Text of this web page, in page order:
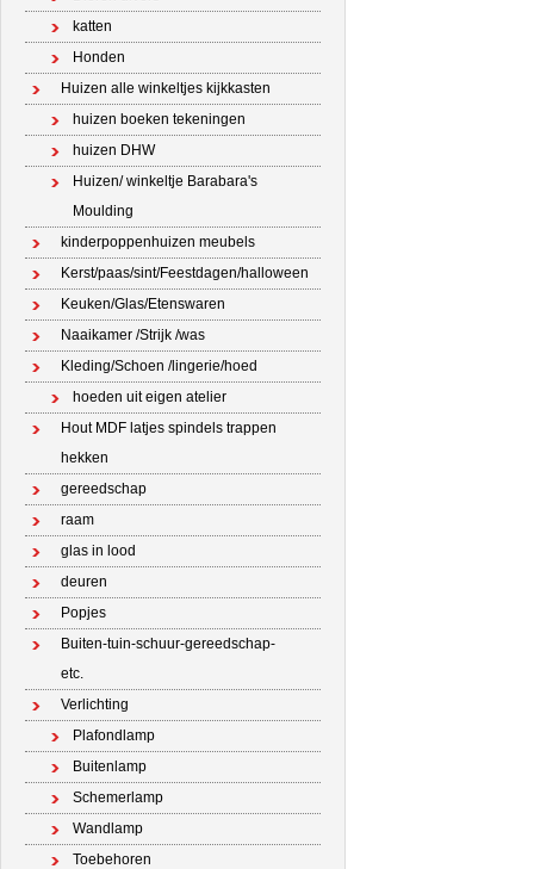
katten
Honden
Huizen alle winkeltjes kijkkasten
huizen boeken tekeningen
huizen DHW
Huizen/ winkeltje Barabara's
Moulding
kinderpoppenhuizen meubels
Kerst/paas/sint/Feestdagen/halloween
Keuken/Glas/Etenswaren
Naaikamer /Strijk /was
Kleding/Schoen /lingerie/hoed
hoeden uit eigen atelier
Hout MDF latjes spindels trappen
hekken
gereedschap
raam
glas in lood
deuren
Popjes
Buiten-tuin-schuur-gereedschap-
etc.
Verlichting
Plafondlamp
Buitenlamp
Schemerlamp
Wandlamp
Toebehoren